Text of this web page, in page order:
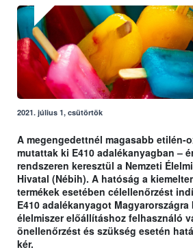
2021. július 1, csütörtök
A megengedettnél magasabb etilén-
mutattak ki E410 adalékanyagban –
rendszeren keresztül a Nemzeti
Hivatal (Nébih). A hatóság a
termékek esetében célellenőrzést
E410 adalékanyagot
élelmiszer előállításhoz felhasználó
önellenőrzést és szükség esetén
kér.